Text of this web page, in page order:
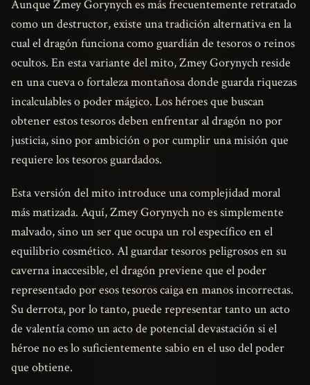
Aunque Zmey Gorynych es más frecuentemente retratado
como un destructor, existe una tradición alternativa en la
cual el dragón funciona como guardián de tesoros o reinos
ocultos. En esta variante del mito, Zmey Gorynych reside
en una cueva o fortaleza montañosa donde guarda riquezas
incalculables o poder mágico. Los héroes que buscan
obtener estos tesoros deben enfrentar al dragón no por
justicia, sino por ambición o por cumplir una misión que
requiere los tesoros guardados.
Esta versión del mito introduce una complejidad moral
más matizada. Aquí, Zmey Gorynych no es simplemente
malvado, sino un ser que ocupa un rol específico en el
equilibrio cosmético. Al guardar tesoros peligrosos en su
caverna inaccesible, el dragón previene que el poder
representado por esos tesoros caiga en manos incorrectas.
Su derrota, por lo tanto, puede representar tanto un acto
de valentía como un acto de potencial devastación si el
héroe no es lo suficientemente sabio en el uso del poder
que obtiene.